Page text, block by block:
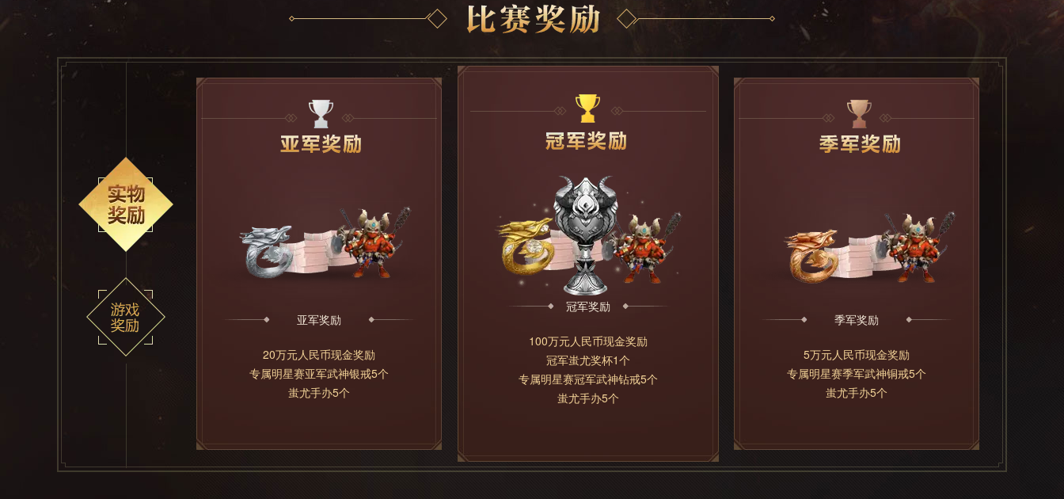
冠军奖励
100万元人民币现金奖励
冠军蚩尤奖杯1个
专属明星赛冠军武神钻戒5个
蚩尤手办5个
亚军奖励
20万元人民币现金奖励
专属明星赛亚军武神银戒5个
蚩尤手办5个
季军奖励
5万元人民币现金奖励
专属明星赛季军武神铜戒5个
蚩尤手办5个